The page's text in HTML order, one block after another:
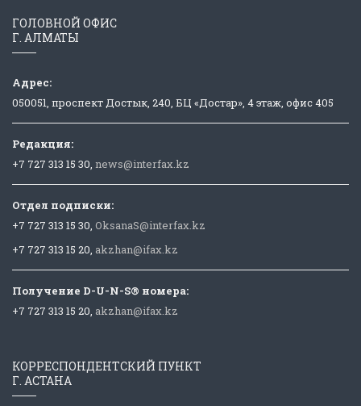
ГОЛОВНОЙ ОФИС
Г. АЛМАТЫ
Адрес:
050051, проспект Достык, 240, БЦ «Достар», 4 этаж, офис 405
Редакция:
+7 727 313 15 30, news@interfax.kz
Отдел подписки:
+7 727 313 15 30, OksanaS@interfax.kz
+7 727 313 15 20, akzhan@ifax.kz
Получение D-U-N-S® номера:
+7 727 313 15 20, akzhan@ifax.kz
КОРРЕСПОНДЕНТСКИЙ ПУНКТ
Г. АСТАНА